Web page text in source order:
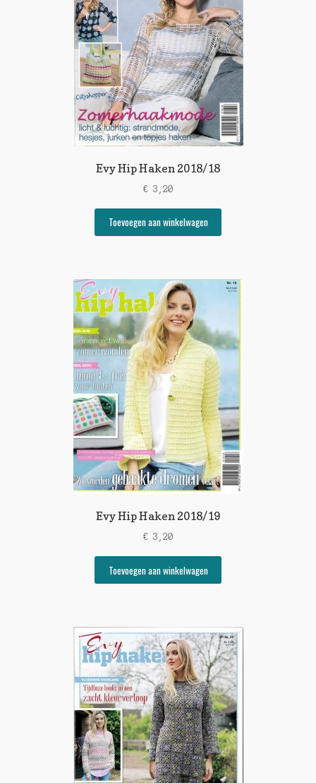
Evy Hip Haken 2018/18
€ 3,20
Toevoegen aan winkelwagen
Evy Hip Haken 2018/19
€ 3,20
Toevoegen aan winkelwagen